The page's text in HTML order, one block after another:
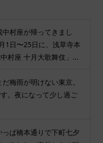
村座が帰ってきまし
1日〜25日に、浅草寺本
村座 十月大歌舞伎」...
梅雨が明けない東京。
。夜になって少し過ご
ぱ橋本通りで下町七夕